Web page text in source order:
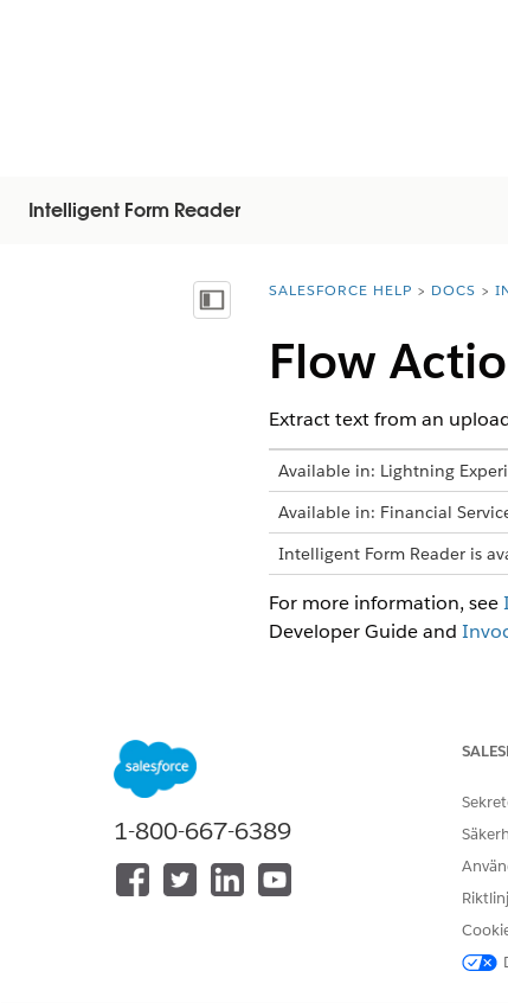
Intelligent Form Reader
Visa innehållsförteckning
You are here:
SALESFORCE HELP DOCS
Flow
Extract text from an
Available in: Lightning
Available in: Financial
Intelligent Form Reader is
For more information, see
Developer Guide and
Berätta för oss vad vi kan
1-800-667-6389